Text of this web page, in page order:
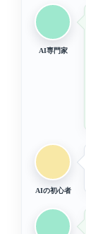
AI専門家
AIの初心者